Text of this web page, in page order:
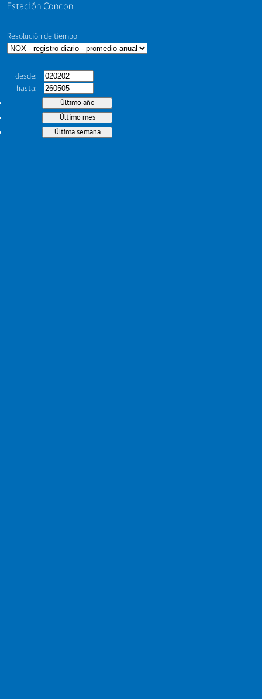
Estación Concon
Resolución de tiempo
desde
hasta